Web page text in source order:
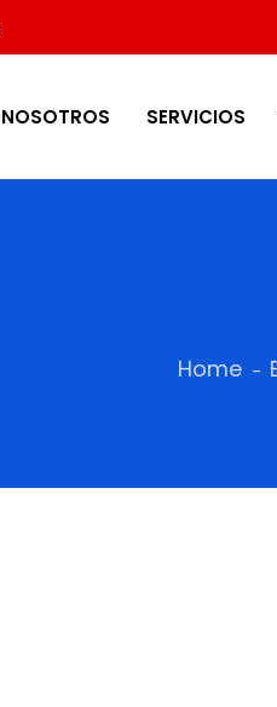
NOSOTROS SERVICIOS
Home